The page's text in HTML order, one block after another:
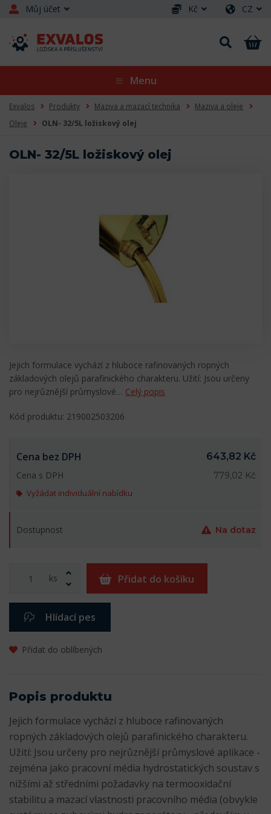
Můj účet Kč CZ
Menu
Exvalos Produkty Maziva a mazací technika
Maziva a oleje
Oleje
OLN- 32/5L ložiskový olej
OLN- 32/5L ložiskový olej
Jejich formulace vychází z hluboce rafinovaných ropných
základových olejů parafinického charakteru. Užití: Jsou určeny
pro nejrůznější průmyslové… Celý popis
Kód produktu: 219002503206
Cena bez DPH
643,82 Kč
Cena s DPH
779,02 Kč
Vyžádat individuální nabídku
Dostupnost Na dotaz
ks Přidat do košíku
Hlídací pes
Přidat do oblíbených
Popis produktu
Jejich formulace vychází z hluboce rafinovaných
ropných základových olejů parafinického charakteru.
Užití: Jsou určeny pro nejrůznější průmyslové aplikace -
zejména jako pracovní média hydrostatických soustav s
nižšími až středními požadavky na termooxidační
stabilitu a mazací vlastnosti pracovního média (obvykle